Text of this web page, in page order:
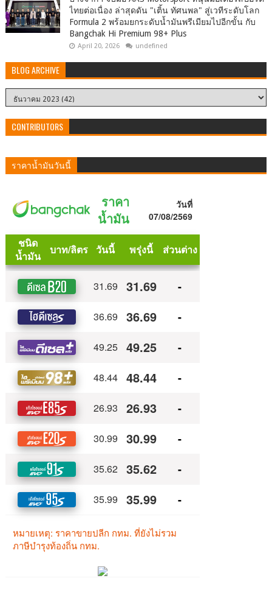
ไทยต่อเนื่อง ล่าสุดดัน "เติ้น ทัศนพล" สู่เวทีระดับโลก
Formula 2 พร้อมยกระดับน้ำมันพรีเมียมไปอีกขั้น กับ
Bangchak Hi Premium 98+ Plus
April 20, 2026 undefined
BLOG ARCHIVE
CONTRIBUTORS
ราคาน้ำมันวันนี้